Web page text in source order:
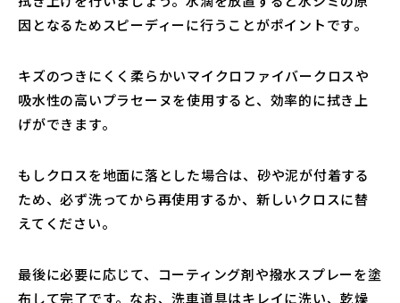
因となるためスピーディーに行うことがポイントです。
キズのつきにくく柔らかいマイクロファイバークロスや
吸水性の高いプラセーヌを使用すると、効率的に拭き上
げができます。
もしクロスを地面に落とした場合は、砂や泥が付着する
ため、必ず洗ってから再使用するか、新しいクロスに替
えてください。
最後に必要に応じて、コーティング剤や撥水スプレーを塗
布して完了です。なお、洗車道具はキレイに洗い、乾燥